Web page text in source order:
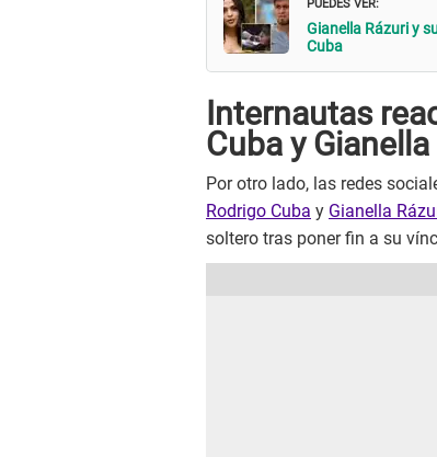
Gianella Rázuri y
Cuba
Internautas
Cuba y
Por otro lado, las redes
Rodrigo Cuba y Gianella
soltero tras poner fin a su